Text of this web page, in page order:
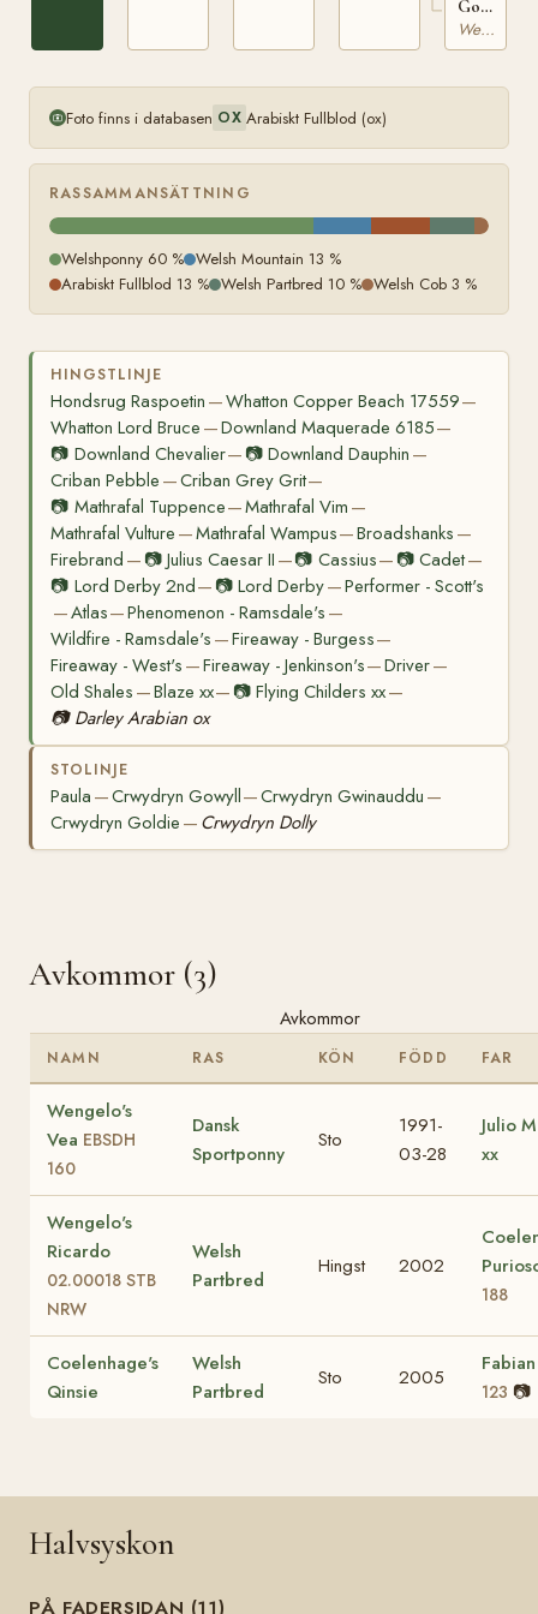
Goldie
WSB
6038-
Welshponny
Foto finns i databasen OX Arabiskt Fullblod (ox)
RASSAMMANSÄTTNING
Welshponny 60 % Welsh Mountain 13 %
Arabiskt Fullblod 13 % Welsh Partbred 10 % Welsh Cob 3 %
HINGSTLINJE
Hondsrug Raspoetin —Whatton Copper Beach 17559—
Whatton Lord Bruce —Downland Maquerade 6185—
📷 Downland Chevalier— 📷Downland Dauphin —
Criban Pebble —Criban Grey Grit—
📷 Mathrafal Tuppence—Mathrafal Vim —
Mathrafal Vulture —Mathrafal Wampus—Broadshanks —
Firebrand — 📷Julius Caesar II —📷 Cassius— 📷Cadet—
📷 Lord Derby 2nd— 📷Lord Derby—Performer - Scott's
—Atlas—Phenomenon - Ramsdale's —
Wildfire - Ramsdale's —Fireaway - Burgess—
Fireaway - West's —Fireaway - Jenkinson's—Driver—
Old Shales —Blaze xx— 📷Flying Childers xx—
📷 Darley Arabian ox
STOLINJE
Paula —Crwydryn Gowyll—Crwydryn Gwinauddu —
Crwydryn Goldie — Crwydryn Dolly
Avkommor (3)
Avkommor
NAMN RAS KÖN FÖDD FAR
Wengelo's
Vea EBSDH
160
Dansk
Sportponny
Sto
1991-
03-28
Julio
xx
Wengelo's
Ricardo
02.00018 STB
NRW
Welsh
Partbred
Hingst 2002
188
Coelenhage's
Qinsie
Welsh
Partbred
Sto 2005
123 📷
Halvsyskon
PÅ FADERSIDAN (11)